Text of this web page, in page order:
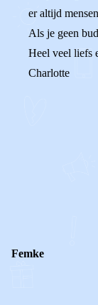
er altijd
Als je geen
Heel veel liefs
Charlotte
Femke